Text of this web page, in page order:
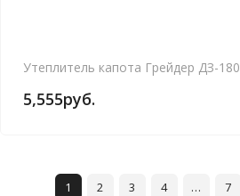
Утеплитель капота Грейдер ДЗ-180
5,555руб.
1 2 3 4 … 7